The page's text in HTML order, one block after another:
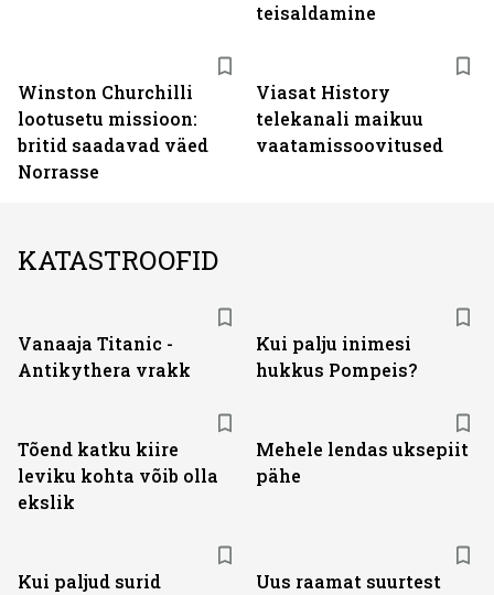
teisaldamine
Winston Churchilli
lootusetu missioon:
britid saadavad väed
Norrasse
Viasat History
telekanali maikuu
vaatamissoovitused
KATASTROOFID
Vanaaja Titanic -
Antikythera vrakk
Kui palju inimesi
hukkus Pompeis?
Tõend katku kiire
leviku kohta võib olla
ekslik
Mehele lendas uksepiit
pähe
Kui paljud surid
Uus raamat suurtest